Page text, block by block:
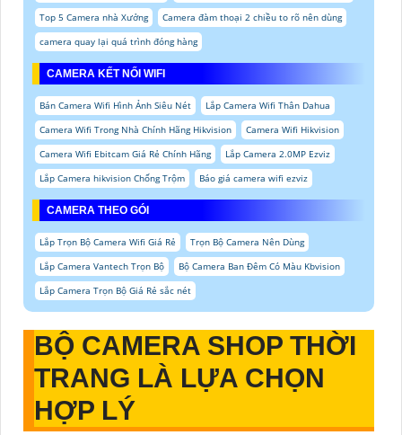
Top 5 Camera nhà Xưởng
Camera đàm thoại 2 chiều to rõ nên dùng
camera quay lại quá trình đóng hàng
CAMERA KẾT NỐI WIFI
Bán Camera Wifi Hình Ảnh Siêu Nét
Lắp Camera Wifi Thân Dahua
Camera Wifi Trong Nhà Chính Hãng Hikvision
Camera Wifi Hikvision
Camera Wifi Ebitcam Giá Rẻ Chính Hãng
Lắp Camera 2.0MP Ezviz
Lắp Camera hikvision Chống Trộm
Báo giá camera wifi ezviz
CAMERA THEO GÓI
Lắp Trọn Bộ Camera Wifi Giá Rẻ
Trọn Bộ Camera Nên Dùng
Lắp Camera Vantech Trọn Bộ
Bộ Camera Ban Đêm Có Màu Kbvision
Lắp Camera Trọn Bộ Giá Rẻ sắc nét
BỘ CAMERA SHOP THỜI
TRANG LÀ LỰA CHỌN
HỢP LÝ